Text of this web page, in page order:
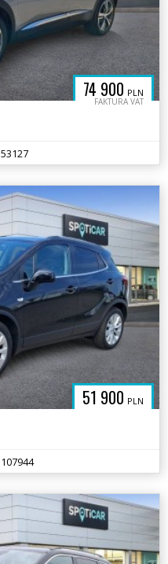
74 900 PLN
FAKTURA VAT
53127
51 900 PLN
107944